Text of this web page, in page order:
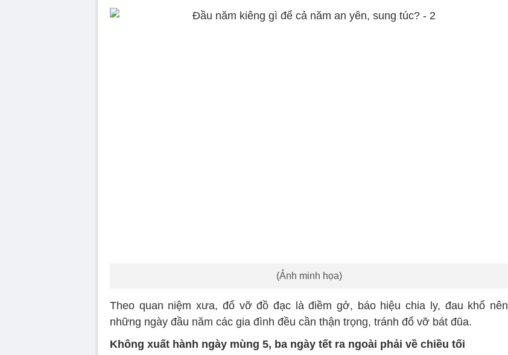
(Ảnh minh họa)
Theo quan niệm xưa, đổ vỡ đồ đạc là điềm gở, báo hiệu chia ly, đau khổ nên
những ngày đầu năm các gia đình đều cần thận trọng, tránh đổ vỡ bát đũa.
Không xuất hành ngày mùng 5, ba ngày tết ra ngoài phải về chiều tối